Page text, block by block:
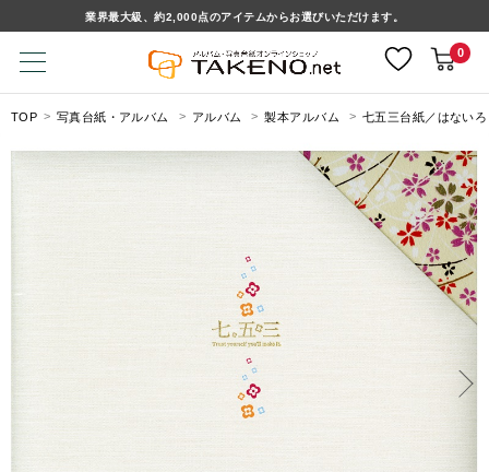
業界最大級、約2,000点のアイテムからお選びいただけます。
0
TOP 写真台紙・アルバム アルバム 製本アルバム 七五三台紙／はないろ